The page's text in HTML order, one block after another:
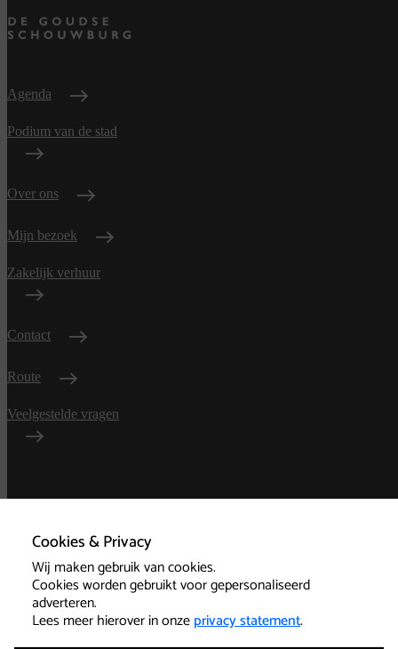
Cookies & Privacy
Wij maken gebruik van cookies.
Cookies worden gebruikt voor gepersonaliseerd
adverteren.
Lees meer hierover in onzeprivacy statement.
Agenda
Podium van de stad
Over ons
Mijn bezoek
Zakelijk verhuur
Contact
Route
Veelgestelde vragen
voorwaarden
Privacy
Technische informatie